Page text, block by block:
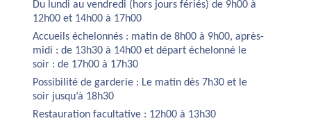
Du lundi au vendredi (hors jours fériés) de 9h00 à
12h00 et 14h00 à 17h00
Accueils échelonnés : matin de 8h00 à 9h00, après-
midi : de 13h30 à 14h00 et départ échelonné le
soir : de 17h00 à 17h30
Possibilité de garderie : Le matin dès 7h30 et le
soir jusqu’à 18h30
Restauration facultative : 12h00 à 13h30